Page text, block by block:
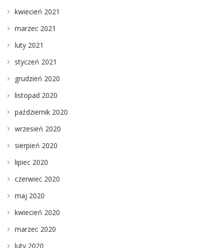
kwiecień 2021
marzec 2021
luty 2021
styczeń 2021
grudzień 2020
listopad 2020
październik 2020
wrzesień 2020
sierpień 2020
lipiec 2020
czerwiec 2020
maj 2020
kwiecień 2020
marzec 2020
luty 2020